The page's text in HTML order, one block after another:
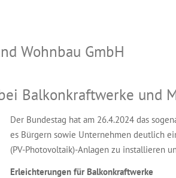
Wohnbau GmbH
Balkonkraftwerke und
Der Bundestag hat am 26.4.2024 das
es Bürgern sowie Unternehmen deutlich
(PV-Photovoltaik)-Anlagen zu installieren
Erleichterungen für Balkonkraftwerke